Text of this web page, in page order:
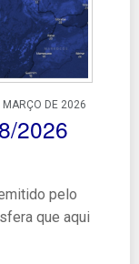
MARÇO DE 2026
2026
pelo
que aqui